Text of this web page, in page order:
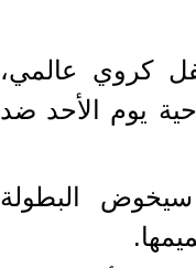
كروي عالمي،
الافتتاحية يوم الأحد ضد
سيخوض البطولة